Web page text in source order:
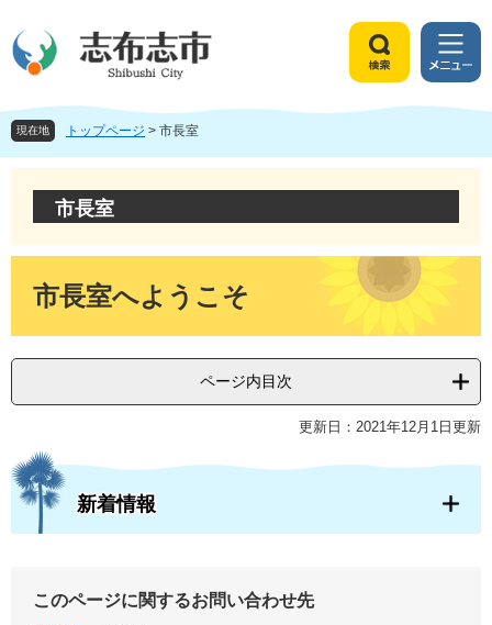
ジ
頭
す
ュ
飛
し
文
索
メ
ニ
ュ
現在地 トップページ > 市長室
市長室
市長室へようこそ
ページ内目次
更新日：2021年12月1日更新
新着情報
このページに関するお問い合わせ先